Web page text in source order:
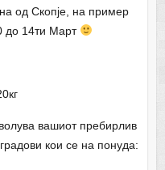
од Скопје, на пример
до 14ти Март
вашиот пребирлив
кои се на понуда: